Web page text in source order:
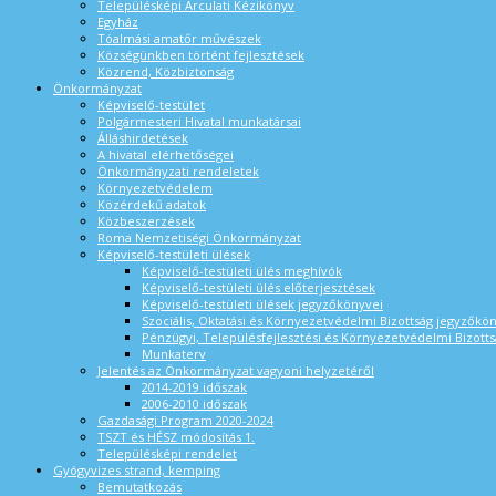
Településképi Arculati Kézikönyv
Egyház
Tóalmási amatőr művészek
Községünkben történt fejlesztések
Közrend, Közbiztonság
Önkormányzat
Képviselő-testület
Polgármesteri Hivatal munkatársai
Álláshirdetések
A hivatal elérhetőségei
Önkormányzati rendeletek
Környezetvédelem
Közérdekű adatok
Közbeszerzések
Roma Nemzetiségi Önkormányzat
Képviselő-testületi ülések
Képviselő-testületi ülés meghívók
Képviselő-testületi ülés előterjesztések
Képviselő-testületi ülések jegyzőkönyvei
Szociális, Oktatási és Környezetvédelmi Bizottság
Pénzügyi, Településfejlesztési és Környezetvédelmi
Munkaterv
Jelentés az Önkormányzat vagyoni helyzetéről
2014-2019 időszak
2006-2010 időszak
Gazdasági Program 2020-2024
TSZT és HÉSZ módosítás 1.
Településképi rendelet
Gyógyvizes strand, kemping
Bemutatkozás